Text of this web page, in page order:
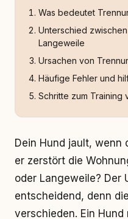
Was bedeutet
Unterschied
Langeweile
Ursachen von
Häufige Fehler und
Schritte zum Training
Dein Hund jault, wenn
er zerstört die
oder Langeweile? Der
entscheidend, denn
verschieden. Ein